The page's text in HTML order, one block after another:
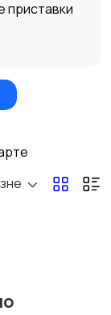
приставки
для